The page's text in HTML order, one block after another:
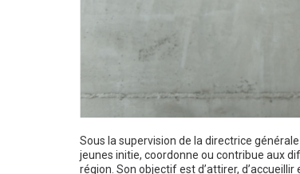
Sous la supervision de la directrice
jeunes initie, coordonne ou contribue aux
région. Son objectif est d’attirer,